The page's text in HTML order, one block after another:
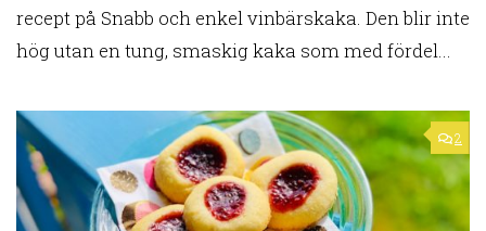
recept på Snabb och enkel vinbärskaka. Den blir inte
hög utan en tung, smaskig kaka som med fördel...
2